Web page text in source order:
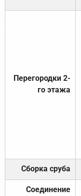
Перегородки 2-
го этажа
Сборка сруба
Соединение